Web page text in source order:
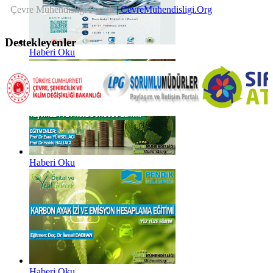
Haberi Oku
Haberi Oku
Çevre Mühendisliği Portalı| CevreMuhendisligi.Org
Destekleyenler